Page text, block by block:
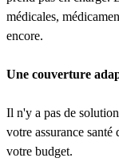
médicales,
encore.
Une couverture
Il n'y a pas de
votre assurance
votre budget.